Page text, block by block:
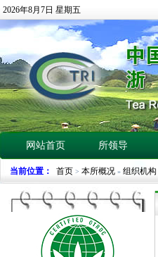
2026年8月7日 星期五
网站首页 所领导
当前位置： 首页 > 本所概况 » 组织机构